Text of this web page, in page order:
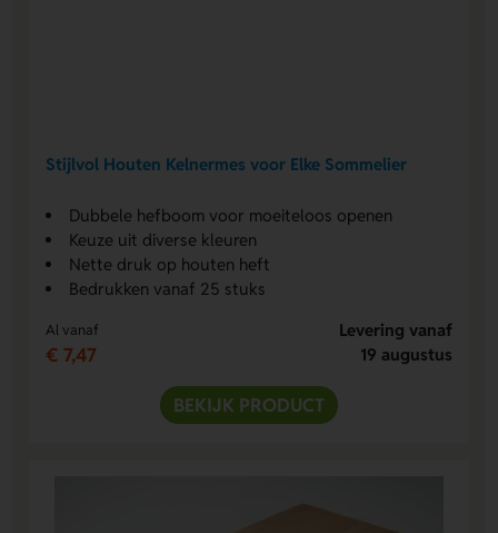
Stijlvol Houten Kelnermes voor Elke Sommelier
Dubbele hefboom voor moeiteloos openen
Keuze uit diverse kleuren
Nette druk op houten heft
Bedrukken vanaf 25 stuks
Al vanaf
€ 7,47
Levering vanaf
19 augustus
BEKIJK PRODUCT